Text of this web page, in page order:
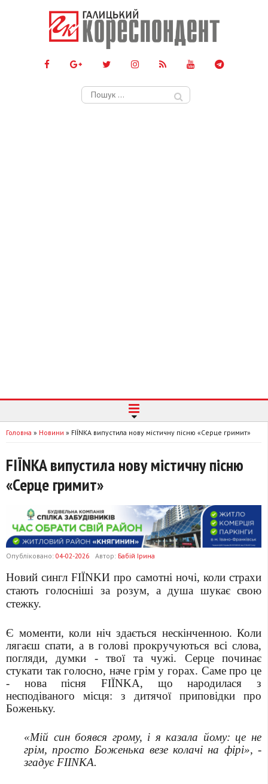
Пошук:
Головна » Новини » FIЇNKA випустила нову містичну пісню «Серце гримит»
FIЇNKA випустила нову містичну пісню
«Серце гримит»
Опубліковано: 04-02-2026 Автор: Бабій Ірина
Новий сингл FIЇNKИ про самотні ночі, коли страхи
стають голосніші за розум, а душа шукає свою
стежку.
Є моменти, коли ніч здається нескінченною. Коли
лягаєш спати, а в голові прокручуються всі слова,
погляди, думки - твої та чужі. Серце починає
стукати так голосно, наче грім у горах. Саме про це
- нова пісня FIЇNKA, що народилася з
несподіваного місця: з дитячої приповідки про
Боженьку.
«Мій син боявся грому, і я казала йому: це не
грім, просто Боженька везе колачі на фірі», -
згадує FIINKA.